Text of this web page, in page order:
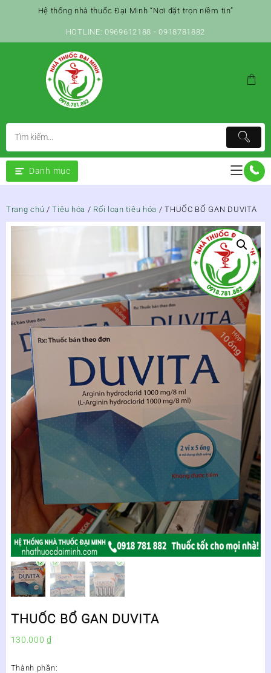
Hệ thống nhà thuốc Đại Minh “Nơi đặt trọn niềm tin”
HOTLINE: 0969612188 - 0918781882
Danh mục
Trang chủ /Tiêu hóa / Rối loạn tiêu hóa / THUỐC BỔ GAN DUVITA
THUỐC BỔ GAN DUVITA
130.000₫
Thành phần: